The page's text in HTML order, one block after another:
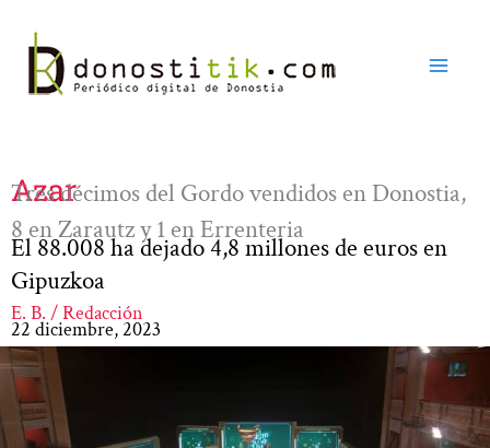
contenido
Azar
Tres décimos del Gordo vendidos en Donostia,
8 en Zarautz y 1 en Errenteria
El 88.008 ha dejado 4,8 millones de euros en
Gipuzkoa
E. B. / Redacción
22 diciembre, 2023